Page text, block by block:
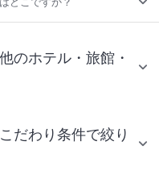
のホテル・旅館・
だわり条件で絞り